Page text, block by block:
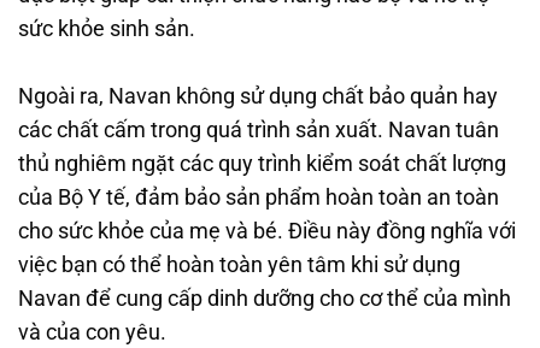
sức khỏe sinh sản.
Ngoài ra, Navan không sử dụng chất bảo quản hay
các chất cấm trong quá trình sản xuất. Navan tuân
thủ nghiêm ngặt các quy trình kiểm soát chất lượng
của Bộ Y tế, đảm bảo sản phẩm hoàn toàn an toàn
cho sức khỏe của mẹ và bé. Điều này đồng nghĩa với
việc bạn có thể hoàn toàn yên tâm khi sử dụng
Navan để cung cấp dinh dưỡng cho cơ thể của mình
và của con yêu.